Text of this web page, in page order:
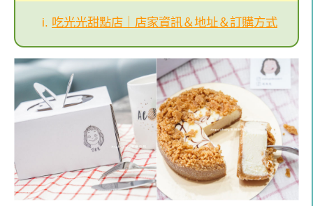
吃光光甜點店｜店家資訊＆地址＆訂購方式